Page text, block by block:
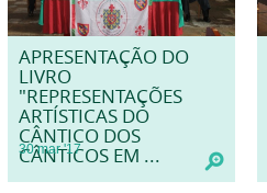
APRESENTAÇÃO DO
LIVRO
"REPRESENTAÇÕES
ARTÍSTICAS DO
CÂNTICO DOS
CÂNTICOS EM ...
30 mar '17